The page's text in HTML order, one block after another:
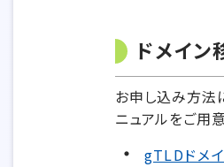
ドメイ
お申し込み方法
ニュアルをご用
gTLDドメ